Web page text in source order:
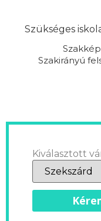
Szükséges
Szakirányú
Kiválasztott